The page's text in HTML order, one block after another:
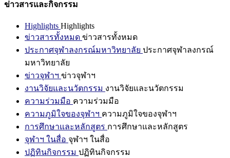
ข่าวสารและกิจกรรม
Highlights Highlights
ข่าวสารทั้งหมด ข่าวสารทั้งหมด
ประกาศจุฬาลงกรณ์มหาวิทยาลัย ประกาศจุฬาลงกรณ์
มหาวิทยาลัย
ข่าวจุฬาฯ ข่าวจุฬาฯ
งานวิจัยและนวัตกรรม งานวิจัยและนวัตกรรม
ความร่วมมือ ความร่วมมือ
ความภูมิใจของจุฬาฯ ความภูมิใจของจุฬาฯ
การศึกษาและหลักสูตร การศึกษาและหลักสูตร
จุฬาฯ ในสื่อ จุฬาฯ ในสื่อ
ปฏิทินกิจกรรม ปฏิทินกิจกรรม